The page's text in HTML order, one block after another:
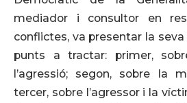
mediador i consultor en
conflictes, va presentar la
punts a tractar: primer,
l’agressió; segon, sobre la
tercer, sobre l’agressor i la